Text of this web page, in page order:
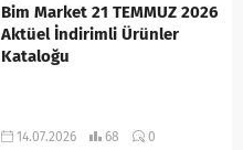
Bim Market 21 TEMMUZ 2026
Aktüel İndirimli Ürünler
Kataloğu
14.07.2026 68 0